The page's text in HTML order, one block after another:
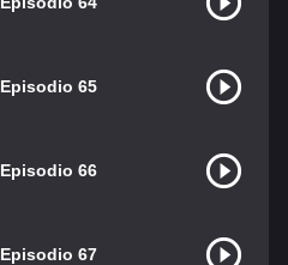
Episodio 65
Episodio 66
Episodio 67